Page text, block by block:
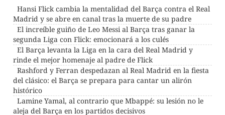
Hansi Flick cambia la mentalidad del Barça contra el Real
Madrid y se abre en canal tras la muerte de su padre
El increíble guiño de Leo Messi al Barça tras ganar la
segunda Liga con Flick: emocionará a los culés
El Barça levanta la Liga en la cara del Real Madrid y
rinde el mejor homenaje al padre de Flick
Rashford y Ferran despedazan al Real Madrid en la fiesta
del clásico: el Barça se prepara para cantar un alirón
histórico
Lamine Yamal, al contrario que Mbappé: su lesión no le
aleja del Barça en los partidos decisivos